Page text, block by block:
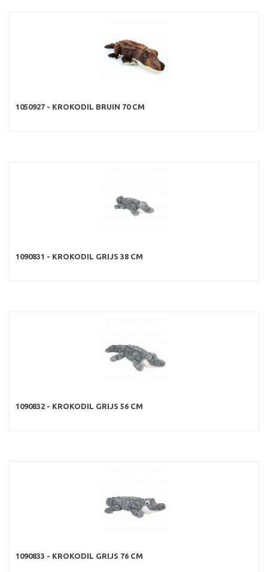
1050927 - KROKODIL BRUIN 70 CM
1090831 - KROKODIL GRIJS 38 CM
1090832 - KROKODIL GRIJS 56 CM
1090833 - KROKODIL GRIJS 76 CM